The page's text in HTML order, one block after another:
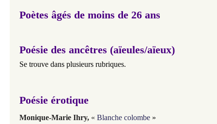
Poètes âgés de moins de 26 ans
Poésie des ancêtres (aïeules/aïeux)
Se trouve dans plusieurs rubriques.
Poésie érotique
Monique-Marie Ihry, « Blanche colombe »